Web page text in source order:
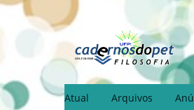
Atual Arquivos